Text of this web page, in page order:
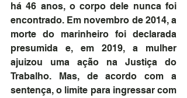
há 46 anos, o corpo dele nunca foi
encontrado. Em novembro de 2014, a
morte do marinheiro foi declarada
presumida e, em 2019, a mulher
ajuizou uma ação na Justiça do
Trabalho. Mas, de acordo com a
sentença, o limite para ingressar com